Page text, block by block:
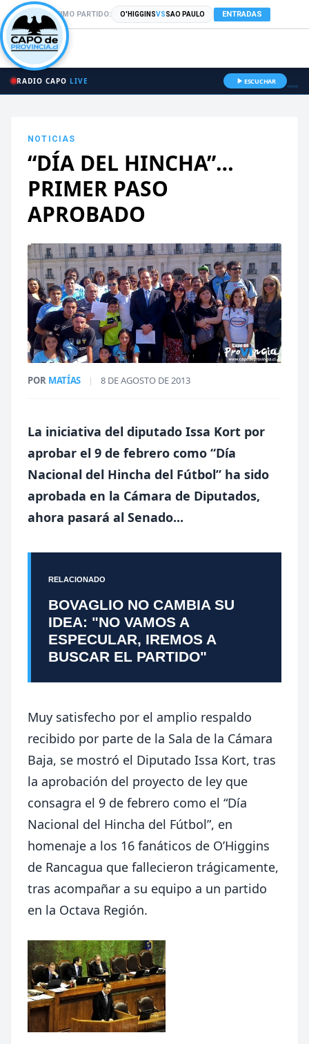
PRÓXIMO PARTIDO: O'HIGGINSVSSAO PAULO ENTRADAS
RADIO CAPO LIVE ESCUCHAR
NOTICIAS
“DÍA DEL HINCHA”…
PRIMER PASO
APROBADO
POR MATÍAS | 8 DE AGOSTO DE 2013
La iniciativa del diputado Issa Kort por
aprobar el 9 de febrero como “Día
Nacional del Hincha del Fútbol” ha sido
aprobada en la Cámara de Diputados,
ahora pasará al Senado...
RELACIONADO
BOVAGLIO NO CAMBIA SU
IDEA: "NO VAMOS A
ESPECULAR, IREMOS A
BUSCAR EL PARTIDO"
Muy satisfecho por el amplio respaldo
recibido por parte de la Sala de la Cámara
Baja, se mostró el Diputado Issa Kort, tras
la aprobación del proyecto de ley que
consagra el 9 de febrero como el “Día
Nacional del Hincha del Fútbol”, en
homenaje a los 16 fanáticos de O’Higgins
de Rancagua que fallecieron trágicamente,
tras acompañar a su equipo a un partido
en la Octava Región.